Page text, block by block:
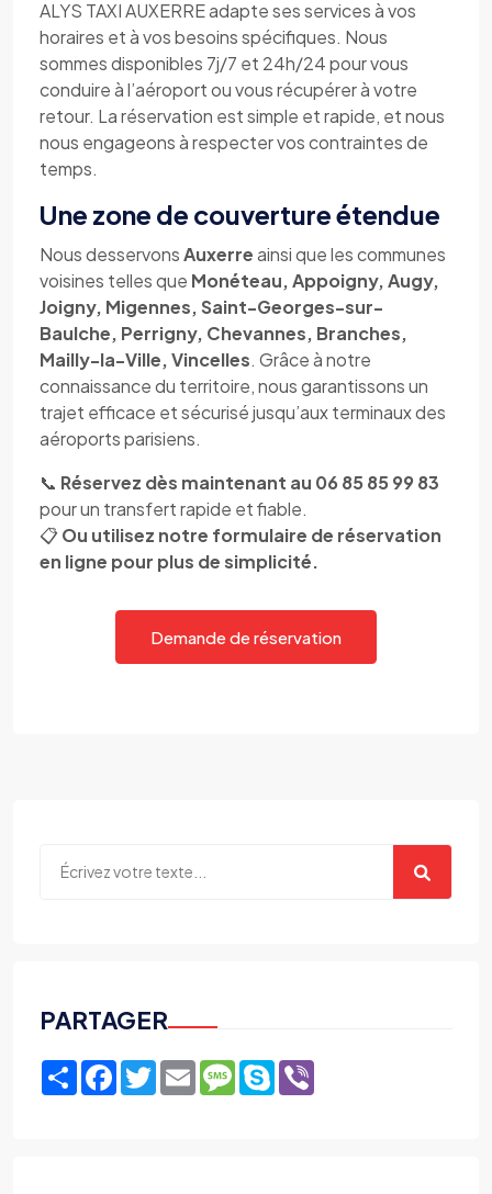
ALYS TAXI AUXERRE adapte ses services à vos
horaires et à vos besoins spécifiques. Nous
sommes disponibles 7j/7 et 24h/24 pour vous
conduire à l’aéroport ou vous récupérer à votre
retour. La réservation est simple et rapide, et nous
nous engageons à respecter vos contraintes de
temps.
Une zone de couverture étendue
Nous desservonsAuxerreainsi que les communes
voisines telles que Monéteau, Appoigny, Augy,
Joigny, Migennes, Saint-Georges-sur-
Baulche, Perrigny, Chevannes, Branches,
Mailly-la-Ville, Vincelles. Grâce à notre
connaissance du territoire, nous garantissons un
trajet efficace et sécurisé jusqu’aux terminaux des
aéroports parisiens.
📞 Réservez dès maintenant au 06 85 85 99 83
pour un transfert rapide et fiable.
📋Ou utilisez notre formulaire de réservation
en ligne pour plus de simplicité.
Demande de réservation
PARTAGER
ShareFacebook
TwitterEmailMessage
Skype